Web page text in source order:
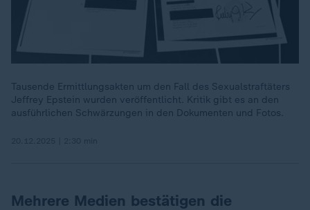
Tausende Ermittlungsakten um den Fall des Sexualstraftäters
Jeffrey Epstein wurden veröffentlicht. Kritik gibt es an den
ausführlichen Schwärzungen in den Dokumenten und Fotos.
Mehrere Medien bestätigen die